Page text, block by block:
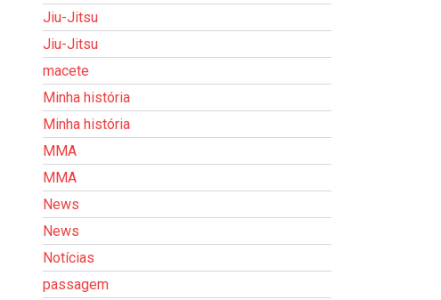
Jiu-Jitsu
Jiu-Jitsu
macete
Minha história
Minha história
MMA
MMA
News
News
Notícias
passagem